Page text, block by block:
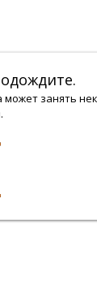
может занять